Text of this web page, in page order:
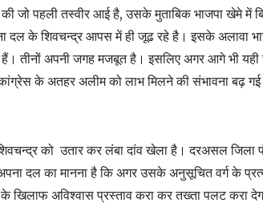
की जो पहली तस्वीर आई है, उसके मुताबिक भाजपा खेमे में
दल के शिवचन्द्र आपस में ही जूढ रहे है। इसके अलावा
हैं। तीनों अपनी जगह मजबूत है। इसलिए अगर आगे भी यही
के अतहर अलीम को लाभ मिलने की संभावना बढ़
को उतार कर लंबा दांव खेला है। दरअसल जिला
दल का मानना है कि अगर उसके अनुसूचित वर्ग के
खिलाफ अविश्वास प्रस्ताव करा कर तख्ता पलट करा